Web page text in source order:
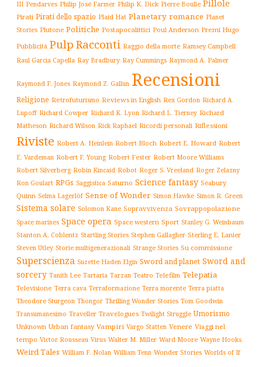
III Pendarves Philip José Farmer Philip K. Dick Pierre Boulle Pillole
Pirati Pirati dello spazio Plaid Hat Planetary romance Planet
Stories Plutone Politiche Postapocalittici Poul Anderson Premi Hugo
Pubblicità Pulp Racconti Raggio della morte Ramsey Campbell
Raul Garcia Capella Ray Bradbury Ray Cummings Raymond A. Palmer
Raymond F. Jones Raymond Z. Gallun Recensioni
Religione Retrofuturismo Reviews in English Rex Gordon Richard A.
Lupoff Richard Cowper Richard K. Lyon Richard L. Tierney Richard
Matheson Richard Wilson Rick Raphael Ricordi personali Riflessioni
Riviste Robert A. Heinlein Robert Bloch Robert E. Howard Robert
E. Vardeman Robert F. Young Robert Fester Robert Moore Williams
Robert Silverberg Robin Kincaid Robot Roger S. Vreeland Roger Zelazny
Ron Goulart RPGs Saggistica Saturno Science fantasy Seabury
Quinn Selma Lagerlöf Sense of Wonder Simon Hawke Simon R. Green
Sistema solare Solomon Kane Sopravvivenza Sovrappopolazione
Space marines Space opera Space western Sport Stanley G. Weinbaum
Stanton A. Coblentz Startling Stories Stephen Gallagher Sterling E. Lanier
Steven Utley Storie multigenerazionali Strange Stories Su commissione
Superscienza Suzette Haden Elgin Sword and planet Sword and
sorcery Tanith Lee Tartaria Tarzan Teatro Telefilm Telepatia
Televisione Terra cava Terraformazione Terra morente Terra piatta
Theodore Sturgeon Thongor Thrilling Wonder Stories Tom Goodwin
Transumanesimo Traveller Travelogues Twilight Struggle Umorismo
Unknown Urban fantasy Vampiri Vargo Statten Venere Viaggi nel
tempo Victor Rousseau Virus Walter M. Miller Ward Moore Wayne Hooks
Weird Tales William F. Nolan William Tenn Wonder Stories Worlds of If